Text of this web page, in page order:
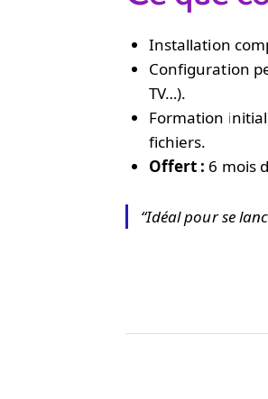
Installation
Configuration
TV…).
Formation
fichiers.
Offert : 6 mois
“Idéal pour se